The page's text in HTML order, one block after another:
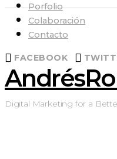
Porfolio
Colaboración
Contacto
FACEBOOK
Digital Marketing for a